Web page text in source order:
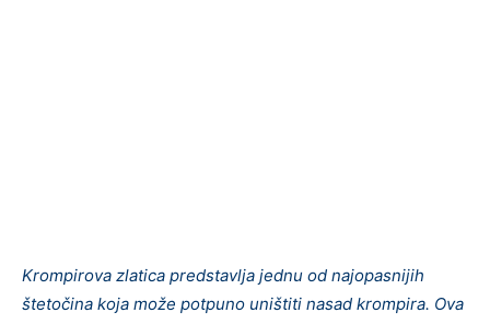
Krompirova zlatica predstavlja jednu od najopasnijih
štetočina koja može potpuno uništiti nasad krompira. Ova